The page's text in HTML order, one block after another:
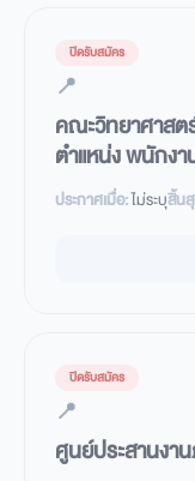
ปิดรับสมัคร
📍
คณะวิทยาศาสต
ตำแหน่ง พนักง
ประกาศเมื่อ:ไม่ระบุสิ้น
ปิดรับสมัคร
📍
ศูนย์ประสานงา